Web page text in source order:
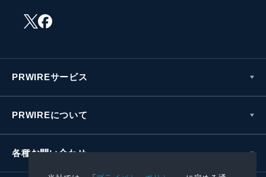
PRWIREサービス
PRWIREについて
各種お問い合わせ